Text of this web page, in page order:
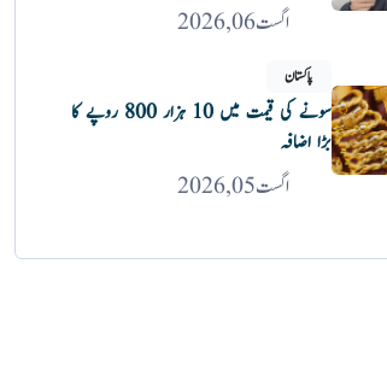
اگست 06, 2026
پاکستان
سونے کی قیمت میں 10 ہزار 800 روپے کا
بڑا اضافہ
اگست 05, 2026